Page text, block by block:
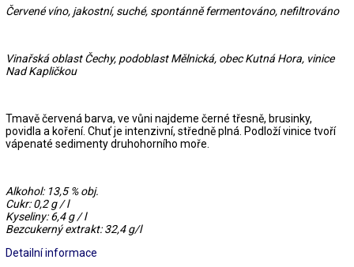
Červené víno, jakostní, suché, spontánně fermentováno, nefiltrováno
Vinařská oblast Čechy, podoblast Mělnická, obec Kutná Hora, vinice
Nad Kapličkou
Tmavě červená barva, ve vůni najdeme černé třesně, brusinky,
povidla a koření. Chuť je intenzivní, středně plná. Podloží vinice tvoří
vápenaté sedimenty druhohorního moře.
Alkohol: 13,5 % obj.
Cukr: 0,2 g / l
Kyseliny: 6,4 g / l
Bezcukerný extrakt: 32,4 g/l
Detailní informace